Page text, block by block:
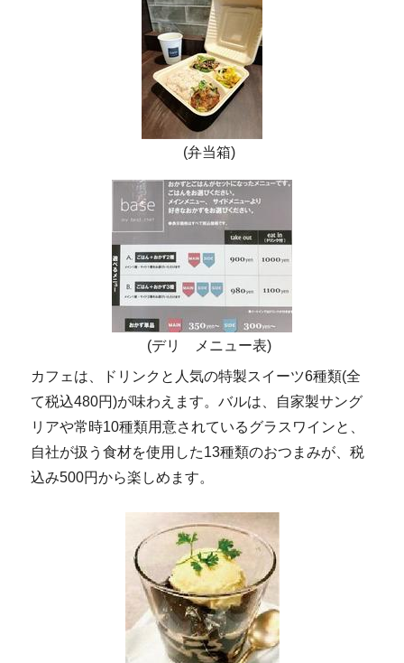
(弁当箱)
(デリ メニュー表)
カフェは、ドリンクと人気の特製スイーツ6種類(全
て税込480円)が味わえます。バルは、自家製サング
リアや常時10種類用意されているグラスワインと、
自社が扱う食材を使用した13種類のおつまみが、税
込み500円から楽しめます。